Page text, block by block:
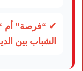
✔ “فرصة” أم
الشباب بين